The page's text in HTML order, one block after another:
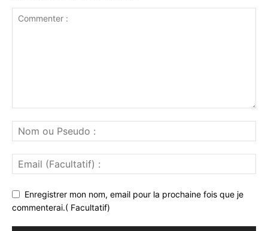
Enregistrer mon nom, email pour la prochaine fois que je
commenterai.( Facultatif)